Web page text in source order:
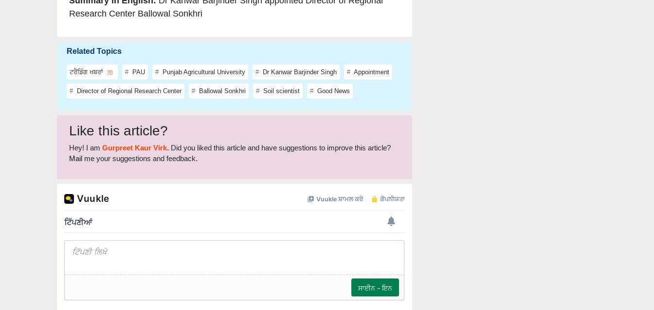
Director of Regional Research Center Ballowal Sonkhri Soil scientist Good News
Like this article?
Hey! I am Gurpreet Kaur Virk. Did you liked this article and have suggestions to improve this article?
Mail me your suggestions and feedback.